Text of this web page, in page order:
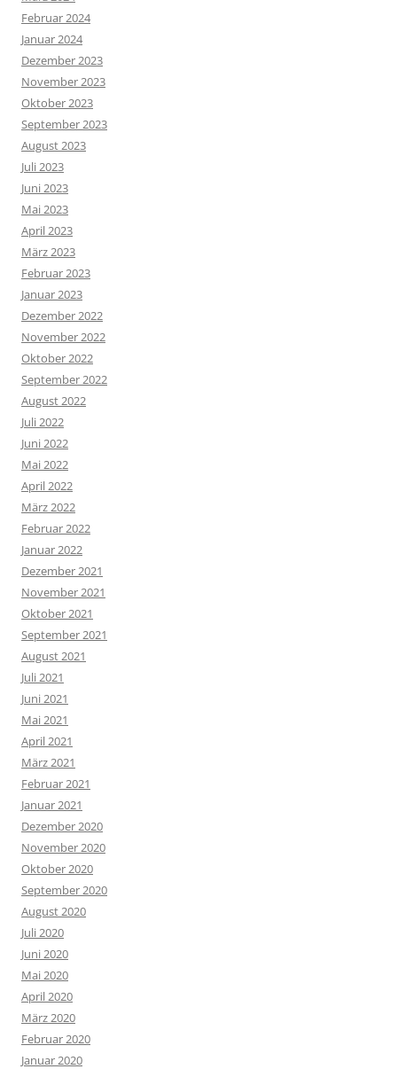
Februar 2024
Januar 2024
Dezember 2023
November 2023
Oktober 2023
September 2023
August 2023
Juli 2023
Juni 2023
Mai 2023
April 2023
März 2023
Februar 2023
Januar 2023
Dezember 2022
November 2022
Oktober 2022
September 2022
August 2022
Juli 2022
Juni 2022
Mai 2022
April 2022
März 2022
Februar 2022
Januar 2022
Dezember 2021
November 2021
Oktober 2021
September 2021
August 2021
Juli 2021
Juni 2021
Mai 2021
April 2021
März 2021
Februar 2021
Januar 2021
Dezember 2020
November 2020
Oktober 2020
September 2020
August 2020
Juli 2020
Juni 2020
Mai 2020
April 2020
März 2020
Februar 2020
Januar 2020